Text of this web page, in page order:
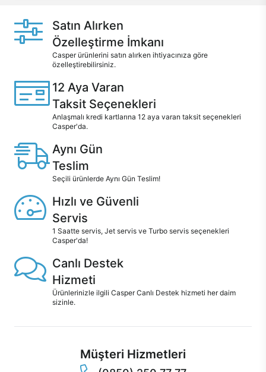
Satın Alırken
Özelleştirme İmkanı
Casper ürünlerini satın alırken ihtiyacınıza göre
özelleştirebilirsiniz.
12 Aya Varan
Taksit Seçenekleri
Anlaşmalı kredi kartlarına 12 aya varan taksit seçenekleri
Casper'da.
Aynı Gün
Teslim
Seçili ürünlerde Aynı Gün Teslim!
Hızlı ve Güvenli
Servis
1 Saatte servis, Jet servis ve Turbo servis seçenekleri
Casper'da!
Canlı Destek
Hizmeti
Ürünlerinizle ilgili Casper Canlı Destek hizmeti her daim
sizinle.
Müşteri Hizmetleri